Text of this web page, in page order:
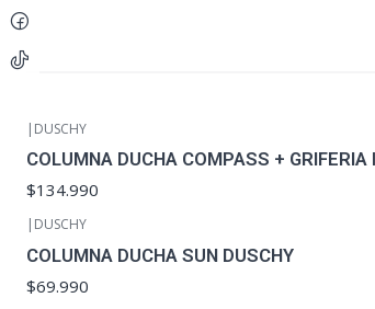
| DUSCHY
COLUMNA DUCHA COMPASS + GRIFERIA
$134.990
| DUSCHY
COLUMNA DUCHA SUN DUSCHY
$69.990